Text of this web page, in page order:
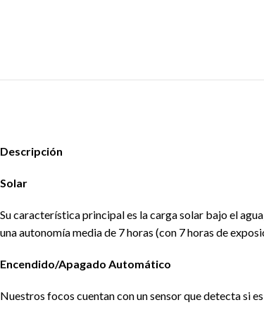
Descripción
Solar
Su característica principal es la carga solar bajo el
una autonomía media de 7 horas (con 7 horas de
Encendido/Apagado Automático
Nuestros focos cuentan con un sensor que detecta si